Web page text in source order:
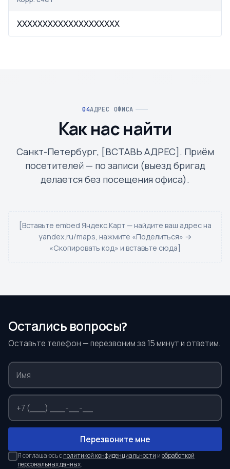
XXXXXXXXXXXXXXXXXXXX
АДРЕС ОФИСА
Как нас найти
Санкт-Петербург, [ВСТАВЬ АДРЕС]. Приём
посетителей — по записи (выезд бригад
делается без посещения офиса).
[Вставьте embed Яндекс.Карт — найдите ваш адрес на
yandex.ru/maps, нажмите «Поделиться» →
«Скопировать код» и вставьте сюда]
Остались вопросы?
Оставьте телефон — перезвоним за 15 минут и ответим.
Перезвоните мне
Я соглашаюсь сполитикой конфиденциальности иобработкой
персональных данных.